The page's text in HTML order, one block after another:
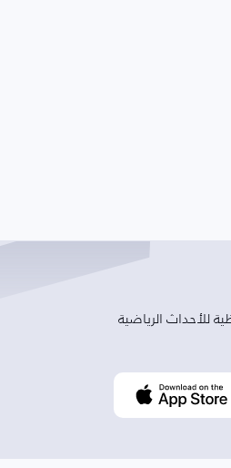
للأحداث الرياضية